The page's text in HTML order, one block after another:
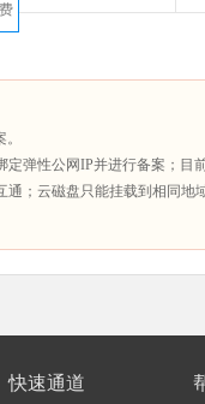
弹性公网IP并进行备案；目
；云磁盘只能挂载到相同
快速通道